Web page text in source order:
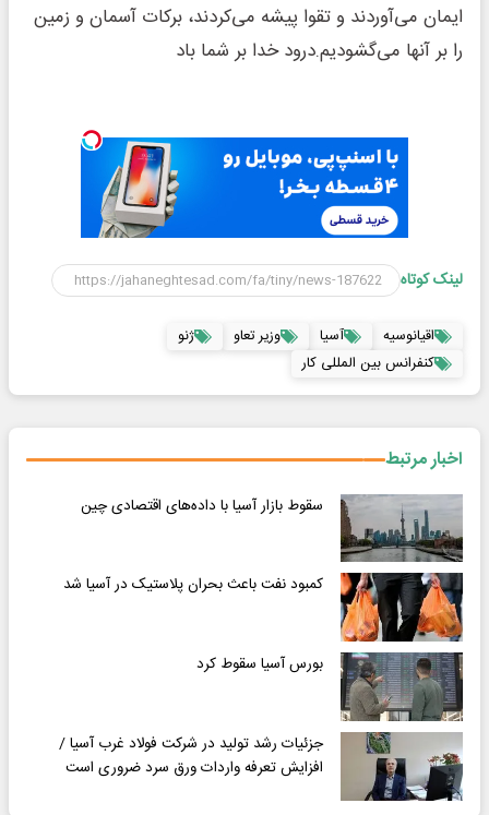
ایمان می‌آوردند و تقوا پیشه می‌کردند، برکات آسمان و زمین
را بر آنها می‌گشودیم.درود خدا بر شما باد
لینک کوتاه
اقیانوسیه آسیا وزیر تعاو
ژنو
کنفرانس بین المللی کار
اخبار مرتبط
سقوط بازار آسیا با داده‌های اقتصادی چین
کمبود نفت باعث بحران پلاستیک در آسیا شد
بورس آسیا سقوط کرد
جزئیات رشد تولید در شرکت فولاد غرب آسیا /
افزایش تعرفه واردات ورق سرد ضروری است